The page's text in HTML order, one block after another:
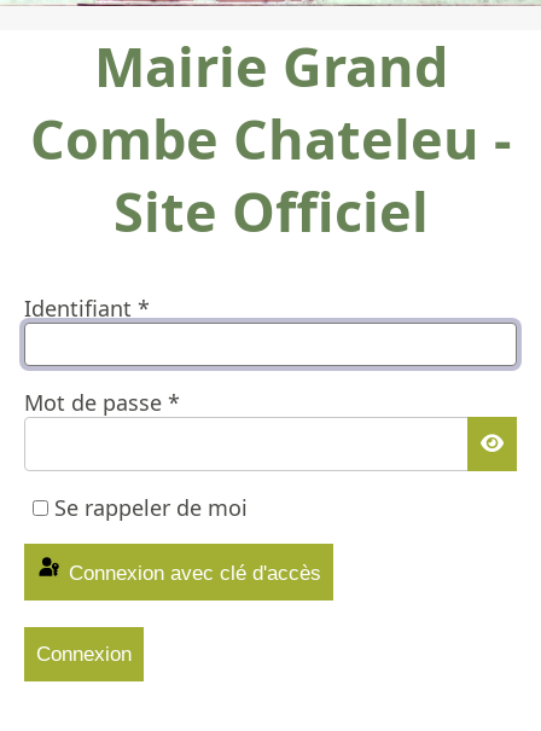
Mairie Grand
Combe Chateleu -
Site Officiel
Identifiant *
Mot de passe *
Se rappeler de moi
Connexion avec clé d'accès
Connexion